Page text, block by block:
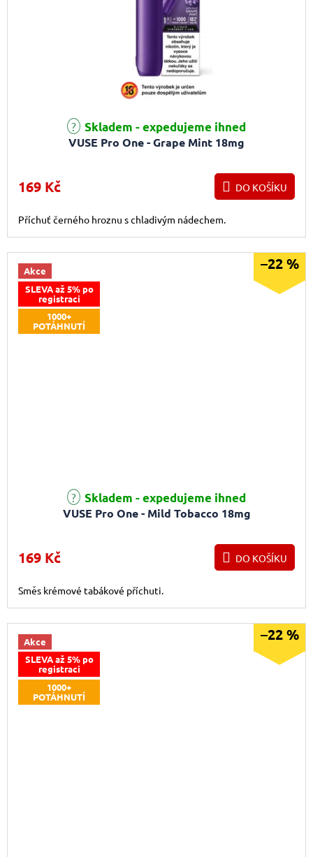
VUSE Pro One - Grape Mint 18mg
Skladem - expedujeme ihned
169 Kč DO KOŠÍKU
Příchuť černého hroznu s chladivým nádechem.
Akce
SLEVA až 5% po
registraci
1000+
POTÁHNUTÍ
–22 %
VUSE Pro One - Mild Tobacco 18mg
Skladem - expedujeme ihned
169 Kč DO KOŠÍKU
Směs krémové tabákové příchuti.
Akce
SLEVA až 5% po
registraci
1000+
POTÁHNUTÍ
–22 %